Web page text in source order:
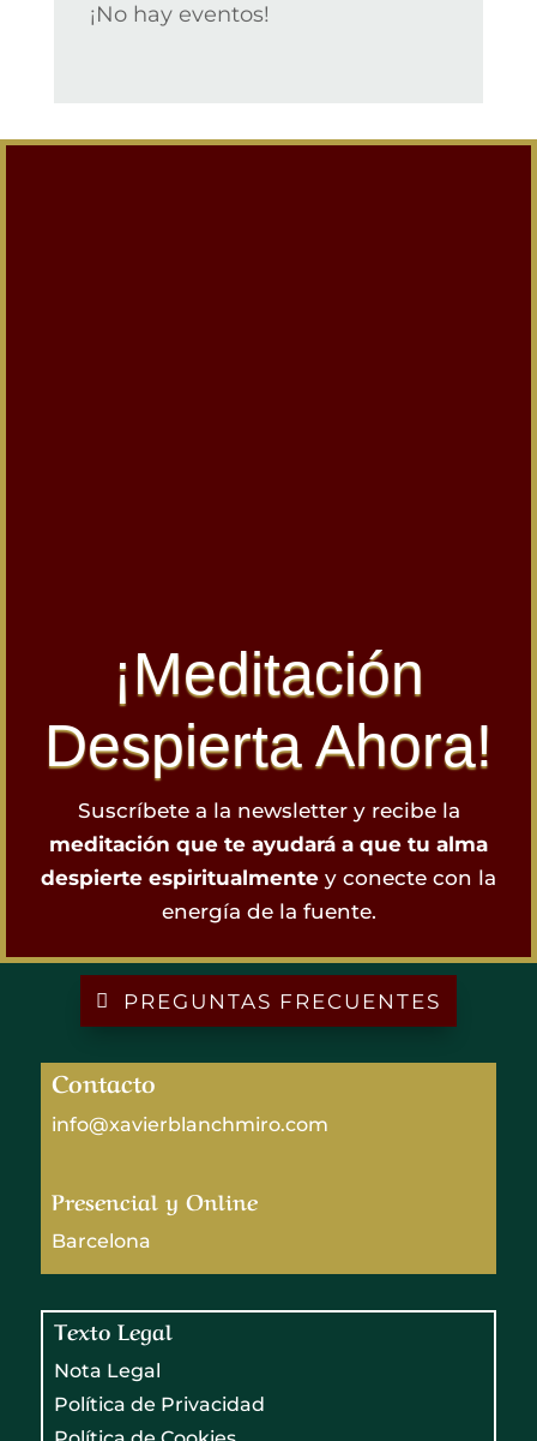
¡No hay eventos!
¡Meditación
Despierta Ahora!
Suscríbete a la newsletter y recibe la
meditación que te ayudará a que tu alma
despierte espiritualmente y conecte con la
energía de la fuente.
PREGUNTAS FRECUENTES
Contacto
info@xavierblanchmiro.com
Presencial y Online
Barcelona
Texto Legal
Nota Legal
Política de Privacidad